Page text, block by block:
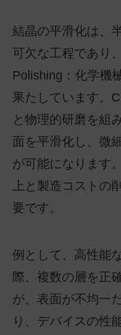
結晶の平滑化は、
可欠な工程であり
Polishing：化学機
果たしています。
と物理的研磨を組
面を平滑化し、微
が可能になります
上と製造コストの
要です。
例として、高性能
際、複数の層を正
が、表面が不均一
り、デバイスの性